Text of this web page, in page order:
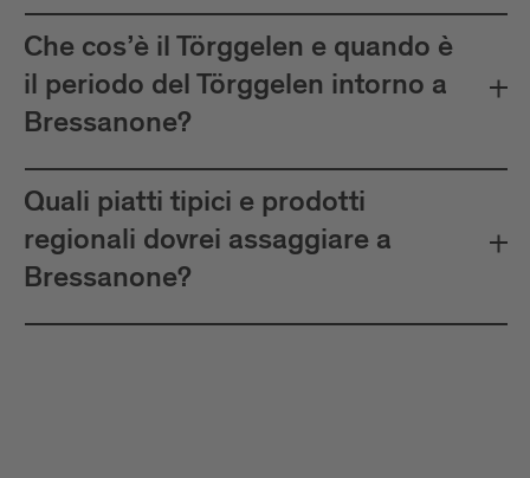
Che cos’è il Törggelen e quando è
il periodo del Törggelen intorno a
Bressanone?
Quali piatti tipici e prodotti
regionali dovrei assaggiare a
Bressanone?